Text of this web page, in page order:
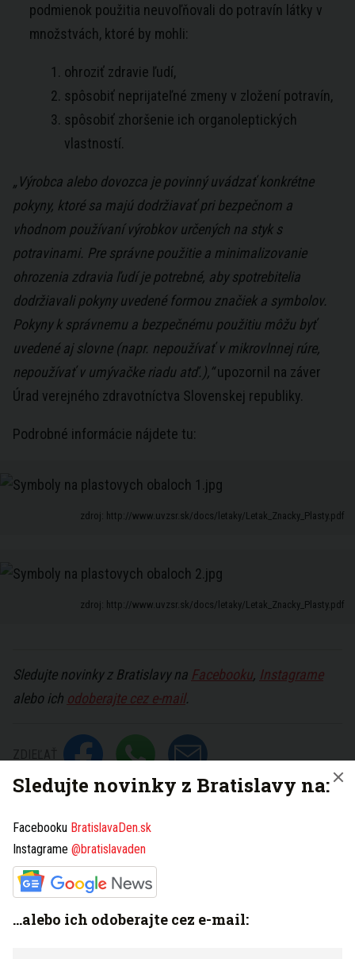
podmienok použitia neuvoľňovali do potravín látky v
množstvách, ktoré by mohli:
ohroziť zdravie ľudí,
spôsobiť neprijateľné zmeny v zložení potravín,
spôsobiť zhoršenie ich organoleptických
vlastností.
„Výrobca alebo dovozca je povinný uvádzať konkrétne
pokyny, ktoré sa majú dodržiavať pri bezpečnom a
vhodnom používaní výrobkov určených na styk s
potravinami. Pre správne použitie a minimalizovanie
ohrozenia zdravia ľudí je potrebné, aby spotrebitelia
dodržiavali pokyny uvedené formou značiek a symbolov.
Pokyny k správnemu a bezpečnému použitiu môžu byť
uvedené aj slovne (napr. nepoužívať v mikrovlnnej rúre,
nepoužívať v umývačke riadu atď.),“upozornil na záver
Úrad verejného zdravotníctva Slovenskej republiky.
Podrobné informácie nájdete tu:
zdroj: http://www.uvzsr.sk/docs/letaky/Letak_Znacky_Plasty.pdf
zdroj: http://www.uvzsr.sk/docs/letaky/Letak_Znacky_Plasty.pdf
Sledujte novinky z Bratislavy na Facebooku, Instagrame
alebo ich odoberajte cez e-mail.
SLEDUJTE NÁS NA
VIAC K TÉME plastové výrobky
Sledujte novinky z Bratislavy na:
Facebooku BratislavaDen.sk
Instagrame @bratislavaden
...alebo ich odoberajte cez e-mail: